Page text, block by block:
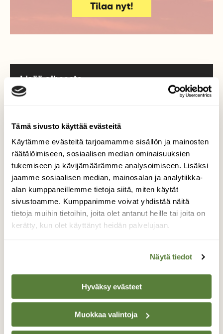
Tämä sivusto käyttää evästeitä
Käytämme evästeitä tarjoamamme sisällön ja mainosten
räätälöimiseen, sosiaalisen median ominaisuuksien
tukemiseen ja kävijämäärämme analysoimiseen. Lisäksi
jaamme sosiaalisen median, mainosalan ja analytiikka-
alan kumppaneillemme tietoja siitä, miten käytät
sivustoamme. Kumppanimme voivat yhdistää näitä
tietoja muihin tietoihin, joita olet antanut heille tai joita on
kerätty, kun olet käyttänyt heidän palvelujaan.
Näytä tiedot
Hyväksy evästeet
Muokkaa valintoja
Tilaa nyt!
Lisää aiheesta
Marko Leppäsen kolumni: Päivänvalon saanti
vaikuttaa kuolleisuuteemme